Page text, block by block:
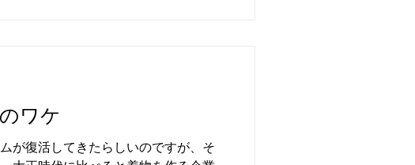
ワケ
が復活してきたらしいのですが、そ